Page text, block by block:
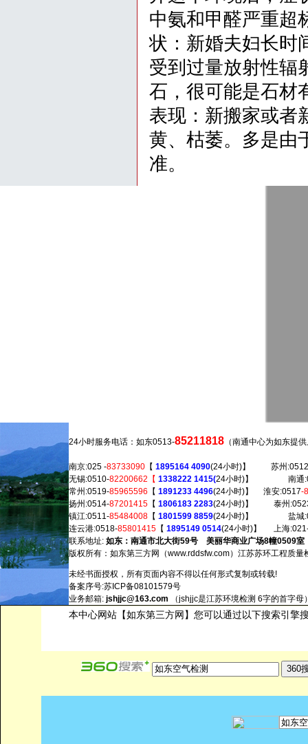
中氨和甲醛严重超
状：新婚夫妇长时
受到过量放射性辐
石，很可能是石材
表现：新搬家或者
黄、枯萎。多是由
准。
24小时服务电话：如东0513-85211818（南通中心为如东提
南京:025 -83733090【 1895164 4090(24小时)】 苏州
无锡:0510-82200662【 1338222 1415(24小时)】 南通
常州:0519-85965596 【 1891233 4496(24小时)】 淮安:0517-
扬州:0514-87201415【 1806183 2283(24小时)】 泰州
镇江:0511-85484008【 1801599 8859(24小时)】 盐城
连云港:0518-85801415【 1895149 0514(24小时)】 上海
联系地址: 如东：南通市北大街59号 美丽华商业广场8幢0509室
版权所有：如东第三方网（www.rddsfw.com）江苏苏环工程质量
未经书面授权，所有页面内容不得以任何形式复制或转载!
备案序号:苏ICP备08101579号
业务邮箱:jshjjc@163.com （jshjjc是江苏环境检测 6字的首字母
本中心网站【如东第三方网】您可以通过以下搜索引擎